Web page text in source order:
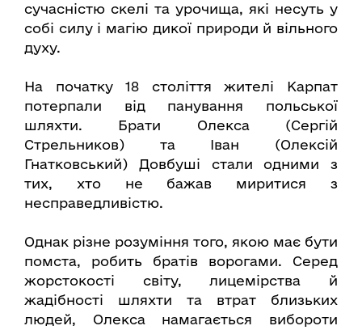
сучасністю скелі та урочища, які несуть у
собі силу і магію дикої природи й вільного
духу.
На початку 18 століття жителі Карпат
потерпали від панування польської
шляхти. Брати Олекса (Сергій
Стрельников) та Іван (Олексій
Гнатковський) Довбуші стали одними з
тих, хто не бажав миритися з
несправедливістю.
Однак різне розуміння того, якою має бути
помста, робить братів ворогами. Серед
жорстокості світу, лицемірства й
жадібності шляхти та втрат близьких
людей, Олекса намагається вибороти